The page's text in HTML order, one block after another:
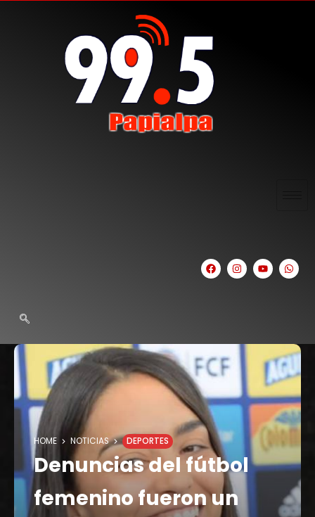
HOME NOTICIAS DEPORTES
Denuncias del fútbol
femenino fueron un